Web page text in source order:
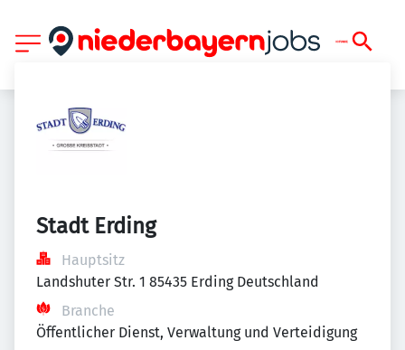
Stadt Erding
Hauptsitz
Landshuter Str. 1 85435 Erding Deutschland
Branche
Öffentlicher Dienst, Verwaltung und Verteidigung